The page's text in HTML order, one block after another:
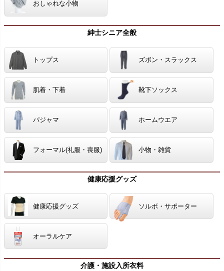
おしゃれな小物
紳士シニア全般
トップス ズボン・スラックス
肌着・下着 靴下ソックス
パジャマ ホームウエア
フォーマル(礼服・喪服) 小物・雑貨
健康応援グッズ
健康応援グッズ ソルボ・サポーター
オーラルケア
介護・施設入所衣料